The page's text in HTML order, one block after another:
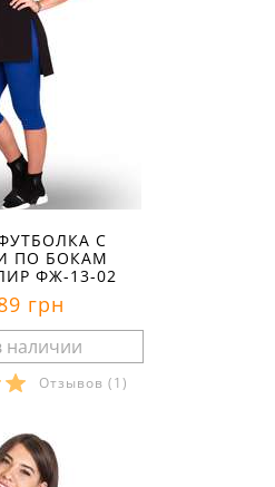
С
ПО БОКАМ
ФЖ-13-02
грн
Отзывов (1)